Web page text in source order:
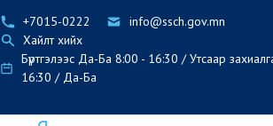
+7015-0222
info@ssch.gov.mn
Хайлт хийх
Бүртгэлээс Да-Ба 8:00 - 16:30 / Утсаар
16:30 / Да-Ба